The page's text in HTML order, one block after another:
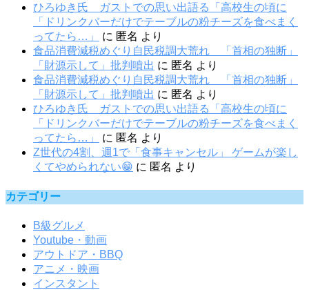
ひろゆき氏 ガストでの思い出語る「高校生の頃に
「ドリンクバーだけでテーブルの粉チーズを食べまく
ってたら…」
に 匿名 より
食品消費減税めぐり自民税調大荒れ 「首相の独断」
「財源示して」批判噴出 に 匿名 より
食品消費減税めぐり自民税調大荒れ 「首相の独断」
「財源示して」批判噴出 に 匿名 より
ひろゆき氏 ガストでの思い出語る「高校生の頃に
「ドリンクバーだけでテーブルの粉チーズを食べまく
ってたら…」
に 匿名 より
Z世代の4割、週1で「食事キャンセル」 ゲームが楽し
くてやめられない😁 に 匿名 より
カテゴリー
B級グルメ
Youtube・動画
アウトドア・BBQ
アニメ・映画
インスタント